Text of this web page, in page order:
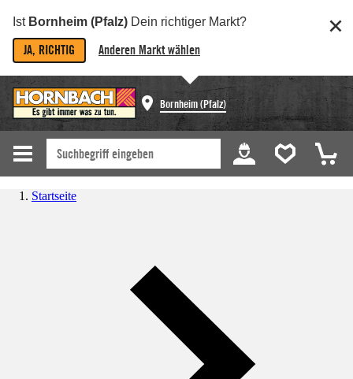
Ist Bornheim (Pfalz) Dein richtiger Markt?
JA, RICHTIG Anderen Markt wählen
Bornheim (Pfalz)
Startseite